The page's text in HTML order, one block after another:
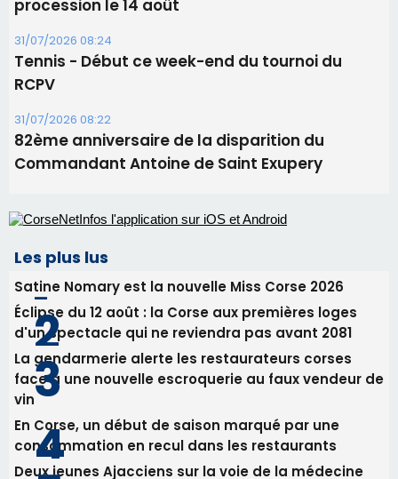
Les plus lus
Satine Nomary est la nouvelle Miss Corse 2026
d'un spectacle qui ne reviendra pas avant 2081
La gendarmerie alerte les restaurateurs corses
face à une nouvelle escroquerie au faux vendeur de
En Corse, un début de saison marqué par une
Deux jeunes Ajacciens sur la voie de la médecine
militaire
Newsletter
Inscrivez-vous à la newsletter de CNI et recevez par
email les infos les plus importantes et une sélection de
nos meilleurs articles